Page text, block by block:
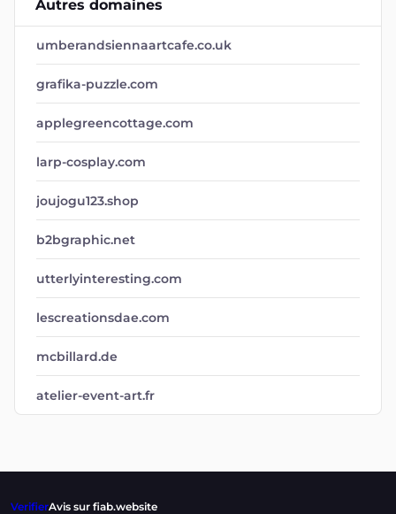
Autres domaines
umberandsiennaartcafe.co.uk
grafika-puzzle.com
applegreencottage.com
larp-cosplay.com
joujogu123.shop
b2bgraphic.net
utterlyinteresting.com
lescreationsdae.com
mcbillard.de
atelier-event-art.fr
VerifierAvis sur fiab.website